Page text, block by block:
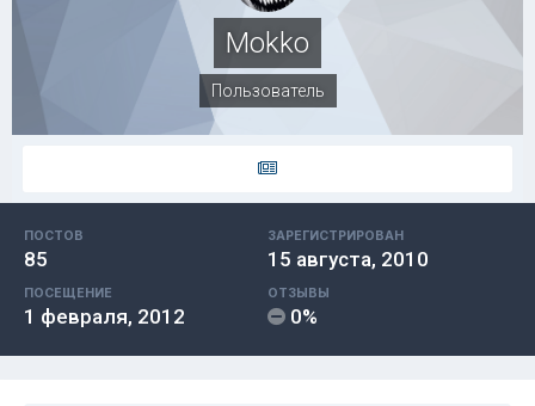
Mokko
Пользователь
ПОСТОВ
85
ЗАРЕГИСТРИРОВАН
15 августа, 2010
ПОСЕЩЕНИЕ
1 февраля, 2012
ОТЗЫВЫ
0%